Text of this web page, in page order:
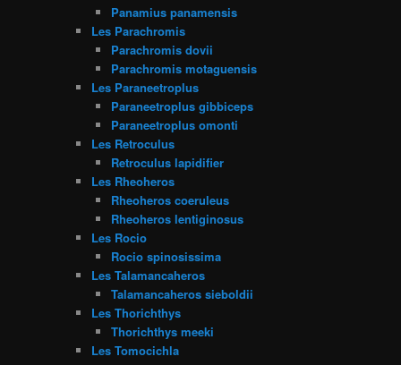
Panamius panamensis
Les Parachromis
Parachromis dovii
Parachromis motaguensis
Les Paraneetroplus
Paraneetroplus gibbiceps
Paraneetroplus omonti
Les Retroculus
Retroculus lapidifier
Les Rheoheros
Rheoheros coeruleus
Rheoheros lentiginosus
Les Rocio
Rocio spinosissima
Les Talamancaheros
Talamancaheros sieboldii
Les Thorichthys
Thorichthys meeki
Les Tomocichla